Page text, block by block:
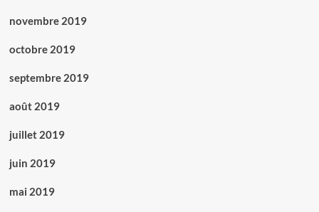
novembre 2019
octobre 2019
septembre 2019
août 2019
juillet 2019
juin 2019
mai 2019